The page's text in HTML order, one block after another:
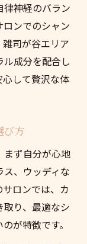
神経のバラン
ンでのシャン
司が谷エリア
成分を配合し
して贅沢な体
び方
まず自分が心地
、ウッディな
ロンでは、カ
り、最適なシ
が特徴です。